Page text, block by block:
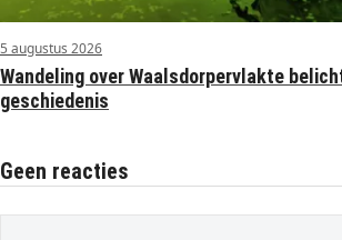
5 augustus 2026
Wandeling over Waalsdorpervlakte
geschiedenis
Geen reacties